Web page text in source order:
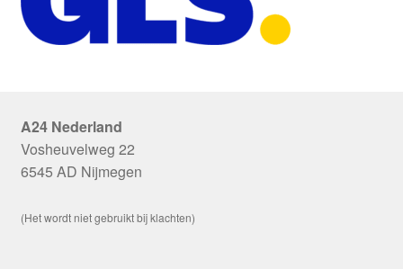
A24 Nederland
Vosheuvelweg 22
6545 AD Nijmegen
(Het wordt niet gebruikt bij klachten)